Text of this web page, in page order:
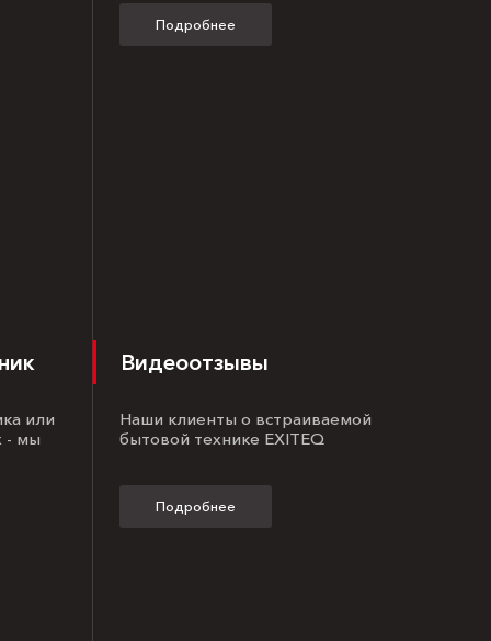
Подробнее
или
- мы
Видеоотзывы
Наши клиенты о встраиваемой
бытовой технике EXITEQ
Подробнее